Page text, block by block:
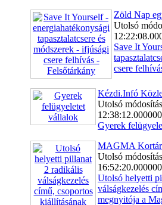
Zöld Nap
Utolsó
Save It
csere
Kézdi.Infó
Utolsó
12:38:12.000000
Gyerek
MAGMA
Utolsó
16:52:20.000000
Utolsó helyetti
válságkezelés
megnyitója a